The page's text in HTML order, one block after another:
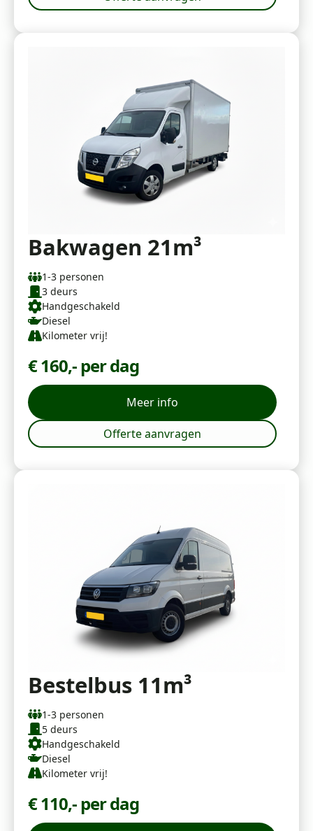
Bakwagen 21m³
1-3 personen
3 deurs
Handgeschakeld
Diesel
Kilometer vrij!
€ 160,- per dag
Meer info
Offerte aanvragen
Bestelbus 11m³
1-3 personen
5 deurs
Handgeschakeld
Diesel
Kilometer vrij!
€ 110,- per dag